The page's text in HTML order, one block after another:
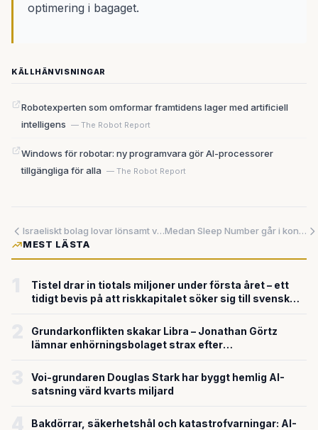
optimering i bagaget.
KÄLLHÄNVISNINGAR
Robotexperten som omformar framtidens lager med artificiell
intelligens — The Robot Report
Windows för robotar: ny programvara gör AI-processorer
tillgängliga för alla — The Robot Report
Israeliskt bolag lovar lönsamt växtbaserat kött – med kapitalsnål jäsningsteknik
Medan Sleep Number går i konkurs växer lågpriskedjorna — det är inte en kris, det är ett maktskifte
MEST LÄSTA
Tistel drar in tiotals miljoner under första året – ett
tidigt bevis på att riskkapitalet söker sig till svensk
Grundarkonflikten skakar Libra – Jonathan Görtz
lämnar enhörningsbolaget strax efter
Voi-grundaren Douglas Stark har byggt hemlig AI-
satsning värd kvarts miljard
Bakdörrar, säkerhetshål och katastrofvarningar: AI-